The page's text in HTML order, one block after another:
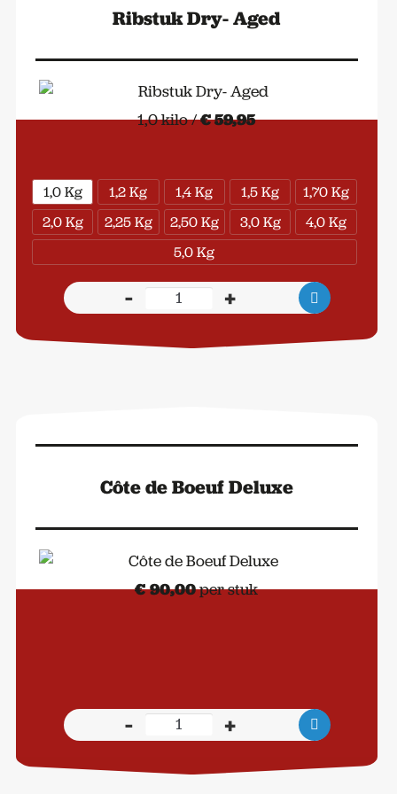
Ribstuk Dry- Aged
1,0 kilo /€ 59,95
1,0 Kg 1,2 Kg 1,4 Kg 1,5 Kg
1,70 Kg
2,0 Kg
2,25 Kg 2,50 Kg 3,0 Kg
4,0 Kg
5,0 Kg
-
Ribstuk
Dry-
Aged
+
Côte de Boeuf Deluxe
€ 90,00per stuk
-
Côte
de
Boeuf
+